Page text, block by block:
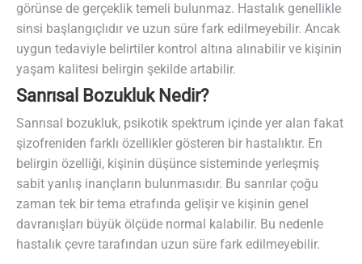
görünse de gerçeklik temeli bulunmaz. Hastalık genellikle
sinsi başlangıçlıdır ve uzun süre fark edilmeyebilir. Ancak
uygun tedaviyle belirtiler kontrol altına alınabilir ve kişinin
yaşam kalitesi belirgin şekilde artabilir.
Sanrısal Bozukluk Nedir?
Sanrısal bozukluk, psikotik spektrum içinde yer alan fakat
şizofreniden farklı özellikler gösteren bir hastalıktır. En
belirgin özelliği, kişinin düşünce sisteminde yerleşmiş
sabit yanlış inançların bulunmasıdır. Bu sanrılar çoğu
zaman tek bir tema etrafında gelişir ve kişinin genel
davranışları büyük ölçüde normal kalabilir. Bu nedenle
hastalık çevre tarafından uzun süre fark edilmeyebilir.